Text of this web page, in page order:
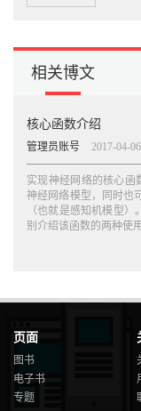
相关博文
核心函数介绍
管理员账号 2017-04-06
实现神经网络的核心函
神经网络模型，同时也
（也就是感知机模型
别介绍该函数的两种使
页面
图书
电子书
专题